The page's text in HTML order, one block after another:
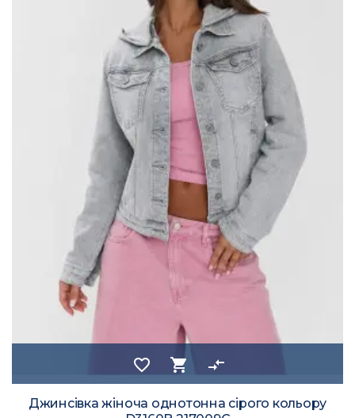
favorite_border shopping_cart compare_arrows
Джинсівка жіноча однотонна сірого кольору